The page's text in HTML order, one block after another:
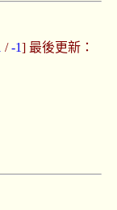
/-1] 最後更新：